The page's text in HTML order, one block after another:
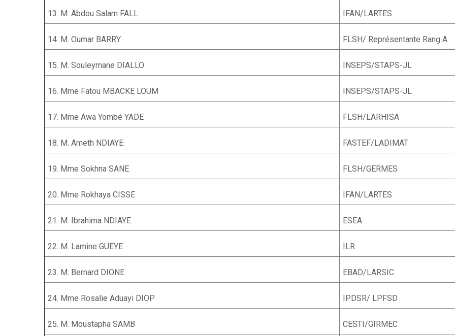
13. M. Abdou Salam FALL IFAN/LARTES
14. M. Oumar BARRY FLSH/ Représentante Rang A
15. M. Souleymane DIALLO INSEPS/STAPS-JL
16. Mme Fatou MBACKE LOUM INSEPS/STAPS-JL
17. Mme Awa Yombé YADE FLSH/LARHISA
18. M. Ameth NDIAYE FASTEF/LADIMAT
19. Mme Sokhna SANE FLSH/GERMES
20. Mme Rokhaya CISSE IFAN/LARTES
21. M. Ibrahima NDIAYE ESEA
22. M. Lamine GUEYE ILR
23. M. Bernard DIONE EBAD/LARSIC
24. Mme Rosalie Aduayi DIOP IPDSR/ LPFSD
25. M. Moustapha SAMB CESTI/GIRMEC